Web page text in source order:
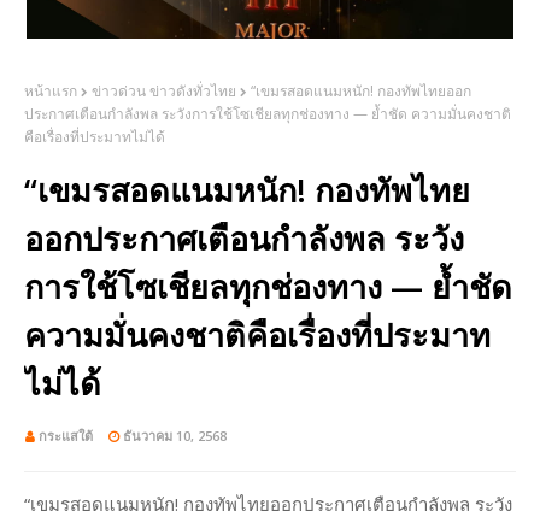
หน้าแรก ข่าวด่วน ข่าวดังทั่วไทย
“เขมรสอดแนมหนัก! กองทัพไทยออก
ประกาศเตือนกำลังพล ระวังการใช้โซเชียลทุกช่องทาง — ย้ำชัด ความมั่นคงชาติ
คือเรื่องที่ประมาทไม่ได้
“เขมรสอดแนมหนัก! กองทัพไทย
ออกประกาศเตือนกำลังพล ระวัง
การใช้โซเชียลทุกช่องทาง — ย้ำชัด
ความมั่นคงชาติคือเรื่องที่ประมาท
ไม่ได้
กระแสใต้ ธันวาคม 10, 2568
“เขมรสอดแนมหนัก! กองทัพไทยออกประกาศเตือนกำลังพล ระวัง